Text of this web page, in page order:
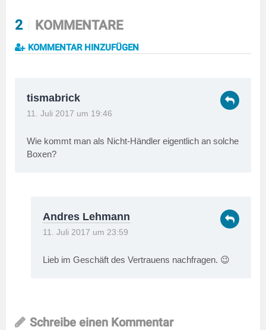
2 KOMMENTARE
KOMMENTAR HINZUFÜGEN
tismabrick
11. Juli 2017 um 19:46
Wie kommt man als Nicht-Händler eigentlich an solche
Boxen?
Andres Lehmann
11. Juli 2017 um 23:59
Lieb im Geschäft des Vertrauens nachfragen. 😉
Schreibe einen Kommentar